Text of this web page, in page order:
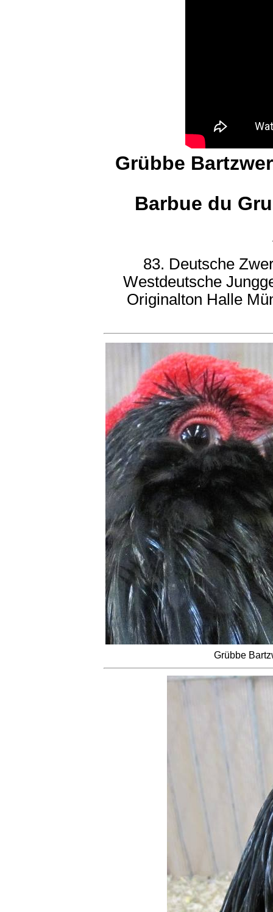
Grübbe
Barbue du
83. Deutsche
Westdeutsche
Originalton Halle
Grübbe